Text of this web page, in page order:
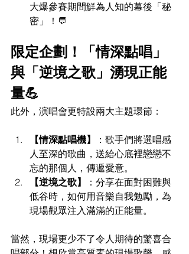
大爆參賽期間鮮為人知的幕後「秘
密」！💬
限定企劃！「情深點唱」
與「逆境之歌」湧現正能
量💪
此外，演唱會更特設兩大主題環節：
【情深點唱機】
：歌手們將選唱感
人至深的歌曲，送給心底裡戀戀不
忘的那個人，傳遞愛意。
【逆境之歌】
：分享在面對困難與
低谷時，如何用音樂自我勉勵，為
現場觀眾注入滿滿的正能量。
當然，現場更少不了令人期待的驚喜合